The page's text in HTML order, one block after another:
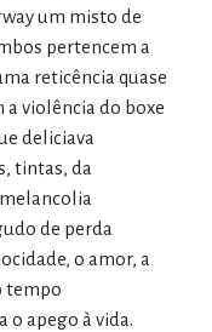
um misto de
pertencem a
reticência quase
a violência do boxe
deliciava
tintas, da
de perda
o amor, a
tempo
o apego à vida.